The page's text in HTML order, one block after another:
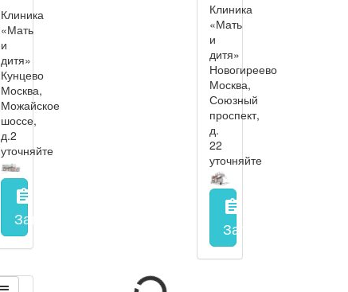
Клиника
«Мать
и
дитя»
Кунцево
Москва,
Можайское
шоссе,
д.2
уточняйте
assignment
Запись на прием заполнить форму онлайн
Клиника
«Мать
и
дитя»
Новогиреево
Москва,
Союзный
проспект,
д.
22
уточняйте
assignment
Запись на прием